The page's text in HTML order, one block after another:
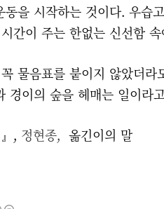
을 시작하는 것이다. 우습
간이 주는 한없는 신선함
물음표를 붙이지 않았더
경이의 숲을 헤매는 일이라
, 정현종, 옮긴이의 말